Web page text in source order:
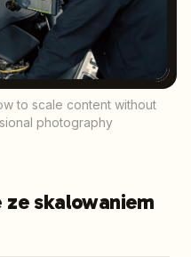
to scale content without
photography
skalowaniem